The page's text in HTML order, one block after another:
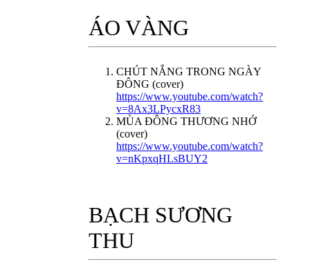
ÁO VÀNG
CHÚT NẮNG TRONG NGÀY
ĐÔNG (cover)
https://www.youtube.com/watch?
v=8Ax3LPycxR83
MÙA ĐÔNG THƯƠNG NHỚ
(cover)
https://www.youtube.com/watch?
v=nKpxqHLsBUY2
BẠCH SƯƠNG
THU